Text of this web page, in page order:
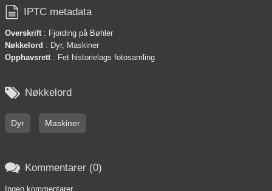
 IPTC metadata
Overskrift : Fjording på Bøhler
Nøkkelord : Dyr, Maskiner
Opphavsrett : Fet historielags fotosamling
 Nøkkelord
Dyr Maskiner
 Kommentarer (0)
Ingen kommentarer